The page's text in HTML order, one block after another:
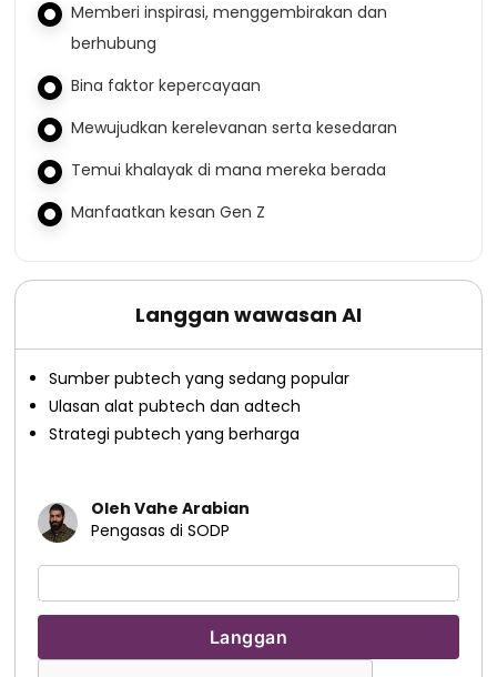
Memberi inspirasi, menggembirakan dan
berhubung
Bina faktor kepercayaan
Mewujudkan kerelevanan serta kesedaran
Temui khalayak di mana mereka berada
Manfaatkan kesan Gen Z
Langgan wawasan AI
Sumber pubtech yang sedang popular
Ulasan alat pubtech dan adtech
Strategi pubtech yang berharga
Oleh Vahe Arabian
Pengasas di SODP